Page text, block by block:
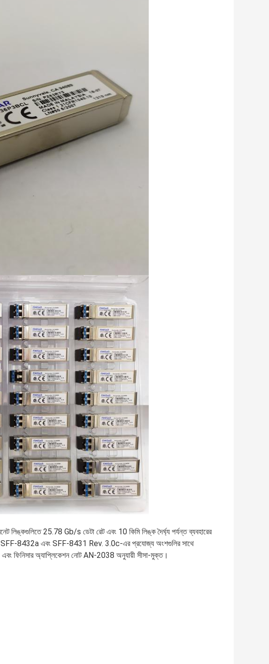
25.78 Gb/s ডেটা রেট এবং 10 কিমি লিঙ্ক দৈর্ঘ্য পর্যন্ত ব্যবহারের
8432a এবং SFF-8431 Rev. 3.0c-এর প্রযোজ্য অংশগুলির সাথে
ফিনিসার অ্যাপ্লিকেশন নোট AN-2038 অনুযায়ী সীসা-মুক্ত।